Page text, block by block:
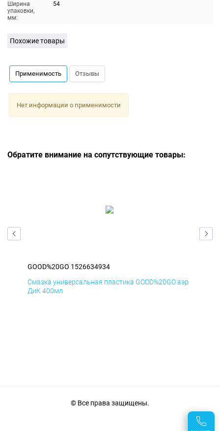
Ширина
упаковки,
мм:
54
Похожие товары
Применимость Отзывы
Нет информации о применимости
Обратите внимание на сопутствующие товары:
GOOD%20GO 1526634934
Смазка универсальная пластика GOOD%20GO аэр
ДиК 400мл
© Все права защищены.